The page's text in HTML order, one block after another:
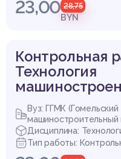
23,00 28,75
BYN
Контрольная
Технология
Вуз: ГГМК
машиностроительный
Дисциплина:
Тип работы: